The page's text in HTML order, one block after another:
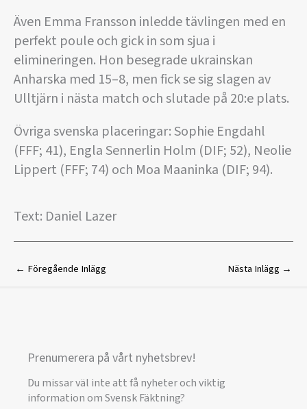
Även Emma Fransson inledde tävlingen med en
perfekt poule och gick in som sjua i
elimineringen. Hon besegrade ukrainskan
Anharska med 15–8, men fick se sig slagen av
Ulltjärn i nästa match och slutade på 20:e plats.
Övriga svenska placeringar: Sophie Engdahl
(FFF; 41), Engla Sennerlin Holm (DIF; 52), Neolie
Lippert (FFF; 74) och Moa Maaninka (DIF; 94).
Text: Daniel Lazer
← Föregående Inlägg Nästa Inlägg →
Prenumerera på vårt nyhetsbrev!
Du missar väl inte att få nyheter och viktig
information om Svensk Fäktning?